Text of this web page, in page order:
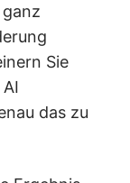
Sie
das zu